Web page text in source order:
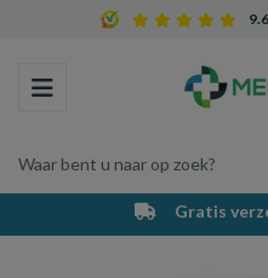
Toggle navigation
Waar bent u naar op zoek?
Winkelwagen
Gratis